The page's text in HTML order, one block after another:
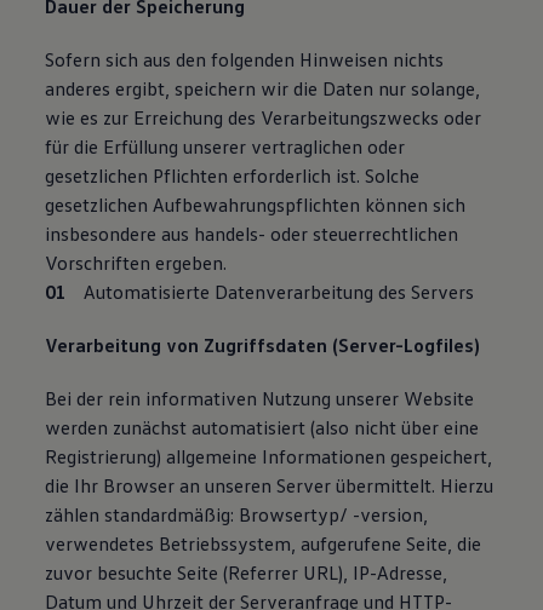
Dauer der Speicherung
Sofern sich aus den folgenden Hinweisen nichts
anderes ergibt, speichern wir die Daten nur solange,
wie es zur Erreichung des Verarbeitungszwecks oder
für die Erfüllung unserer vertraglichen oder
gesetzlichen Pflichten erforderlich ist. Solche
gesetzlichen Aufbewahrungspflichten können sich
insbesondere aus handels- oder steuerrechtlichen
Vorschriften ergeben.
Automatisierte Datenverarbeitung des Servers
Verarbeitung von Zugriffsdaten (Server-Logfiles)
Bei der rein informativen Nutzung unserer Website
werden zunächst automatisiert (also nicht über eine
Registrierung) allgemeine Informationen gespeichert,
die Ihr Browser an unseren Server übermittelt. Hierzu
zählen standardmäßig: Browsertyp/ -version,
verwendetes Betriebssystem, aufgerufene Seite, die
zuvor besuchte Seite (Referrer URL), IP-Adresse,
Datum und Uhrzeit der Serveranfrage und HTTP-